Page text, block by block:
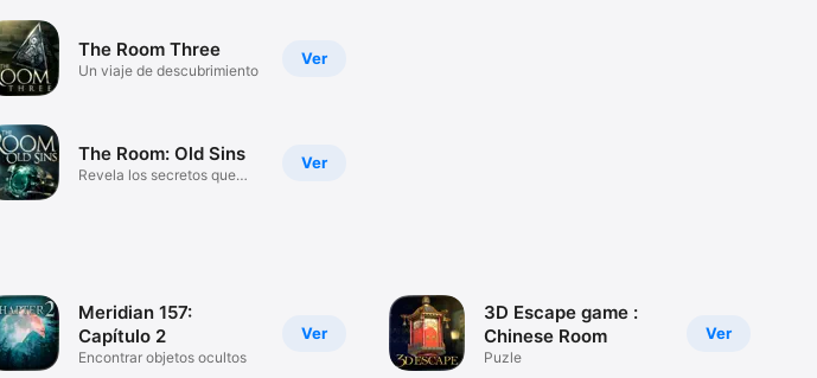
Ver
The Room Three
Un viaje de descubrimiento
Ver
The Room: Old Sins
Revela los secretos que
Ver
Meridian 157:
Capítulo 2
Encontrar objetos ocultos
Ver
3D Escape game :
Chinese Room
Puzle